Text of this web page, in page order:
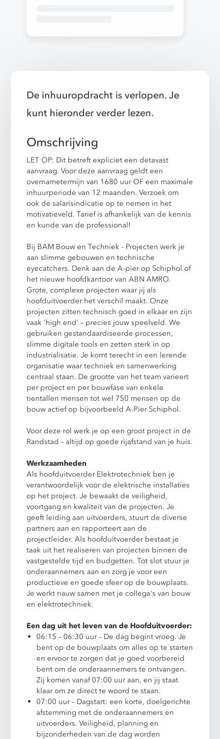
De inhuuropdracht is verlopen. Je
kunt hieronder verder lezen.
Omschrijving
LET OP: Dit betreft expliciet een detavast
aanvraag. Voor deze aanvraag geldt een
overnametermijn van 1680 uur OF een maximale
inhuurperiode van 12 maanden. Verzoek om
ook de salarisindicatie op te nemen in het
motivatieveld. Tarief is afhankelijk van de kennis
en kunde van de professional!
Bij BAM Bouw en Techniek - Projecten werk je
aan slimme gebouwen en technische
eyecatchers. Denk aan de A-pier op Schiphol of
het nieuwe hoofdkantoor van ABN AMRO.
Grote, complexe projecten waar jij als
hoofduitvoerder het verschil maakt. Onze
projecten zitten technisch goed in elkaar en zijn
vaak 'high end' – precies jouw speelveld. We
gebruiken gestandaardiseerde processen,
slimme digitale tools en zetten sterk in op
industrialisatie. Je komt terecht in een lerende
organisatie waar techniek en samenwerking
centraal staan. De grootte van het team varieert
per project en per bouwfase van enkele
tientallen mensen tot wel 750 mensen op de
bouw actief op bijvoorbeeld A-Pier Schiphol.
Voor deze rol werk je op een groot project in de
Randstad – altijd op goede rijafstand van je huis.
Werkzaamheden
Als hoofduitvoerder Elektrotechniek ben je
verantwoordelijk voor de elektrische installaties
op het project. Je bewaakt de veiligheid,
voortgang en kwaliteit van de projecten. Je
geeft leiding aan uitvoerders, stuurt de diverse
partners aan en rapporteert aan de
projectleider. Als hoofduitvoerder bestaat je
taak uit het realiseren van projecten binnen de
vastgestelde tijd en budgetten. Tot slot stuur je
onderaannemers aan en zorg je voor een
productieve en goede sfeer op de bouwplaats.
Je werkt nauw samen met je collega's van bouw
en elektrotechniek.
Een dag uit het leven van de Hoofduitvoerder:
06:15 – 06:30 uur – De dag begint vroeg. Je
bent op de bouwplaats om alles op te starten
en ervoor te zorgen dat je goed voorbereid
bent om de onderaannemers te ontvangen.
Zij komen vanaf 07:00 uur aan, en jij staat
klaar om ze direct te woord te staan.
07:00 uur – Dagstart: een korte, doelgerichte
afstemming met de onderaannemers en
uitvoerders. Veiligheid, planning en
bijzonderheden van de dag worden